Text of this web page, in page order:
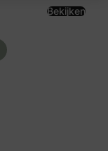
Bekijken